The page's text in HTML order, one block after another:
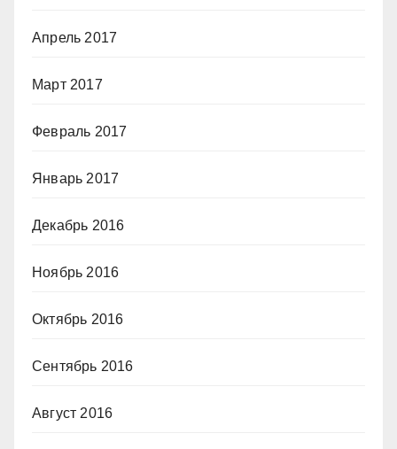
Апрель 2017
Март 2017
Февраль 2017
Январь 2017
Декабрь 2016
Ноябрь 2016
Октябрь 2016
Сентябрь 2016
Август 2016